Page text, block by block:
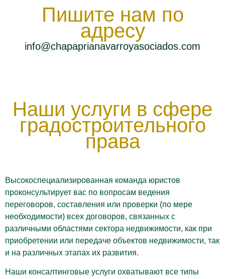
Пишите нам по
адресу
info@chapaprianavarroyasociados.com
Наши услуги в сфере
градостроительного
права
Высокоспециализированная команда юристов
проконсультирует вас по вопросам ведения
переговоров, составления или проверки (по мере
необходимости) всех договоров, связанных с
различными областями сектора недвижимости, как при
приобретении или передаче объектов недвижимости, так
и на различных этапах их развития.
Наши консалтинговые услуги охватывают все типы